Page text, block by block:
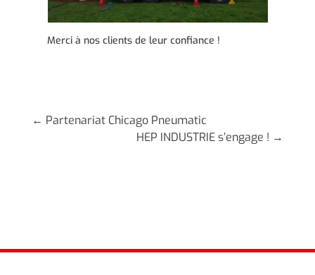
Merci à nos clients de leur confiance !
← Partenariat Chicago Pneumatic
HEP INDUSTRIE s’engage ! →